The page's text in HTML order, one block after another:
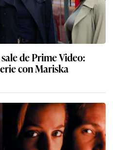
de Prime Video:
con Mariska